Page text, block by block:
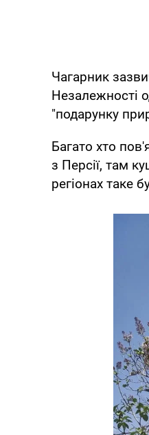
Чагарник
Незалежності
"подарунку
Багато хто
з Персії, там
регіонах таке